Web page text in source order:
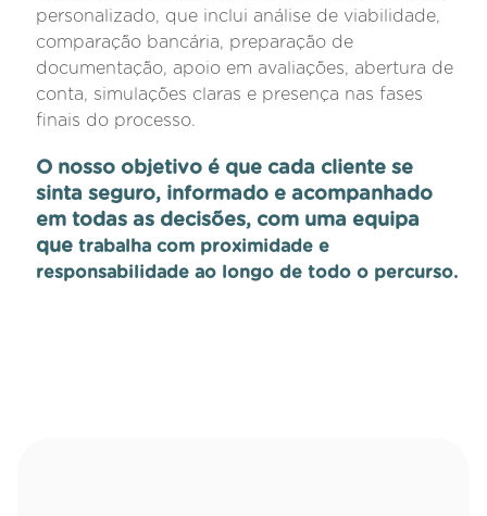
personalizado, que inclui análise de viabilidade,
comparação bancária, preparação de
documentação, apoio em avaliações, abertura de
conta, simulações claras e presença nas fases
finais do processo.
O nosso objetivo é que cada cliente se
sinta seguro, informado e acompanhado
em todas as decisões, com uma equipa
que trabalha com proximidade e
responsabilidade ao longo de todo o percurso.